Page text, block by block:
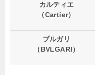
カルティエ
（Cartier）
ブルガリ
（BVLGARI）